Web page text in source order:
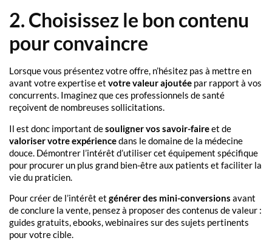
2. Choisissez le bon contenu
pour convaincre
Lorsque vous présentez votre offre, n’hésitez pas à mettre en
avant votre expertise et votre valeur ajoutée par rapport à vos
concurrents. Imaginez que ces professionnels de santé
reçoivent de nombreuses sollicitations.
Il est donc important desouligner vos savoir-faireet de
valoriser votre expériencedans le domaine de la médecine
douce. Démontrer l’intérêt d’utiliser cet équipement spécifique
pour procurer un plus grand bien-être aux patients et faciliter la
vie du praticien.
Pour créer de l’intérêt et générer des mini-conversions avant
de conclure la vente, pensez à proposer des contenus de valeur :
guides gratuits, ebooks, webinaires sur des sujets pertinents
pour votre cible.